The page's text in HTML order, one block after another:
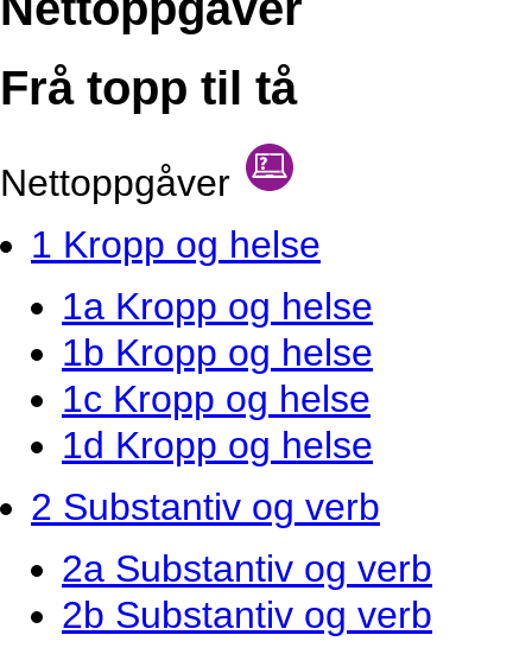
Frå topp til tå
Nettoppgåver
1 Kropp og helse
1a Kropp og helse
1b Kropp og helse
1c Kropp og helse
1d Kropp og helse
2 Substantiv og verb
2a Substantiv og verb
2b Substantiv og verb